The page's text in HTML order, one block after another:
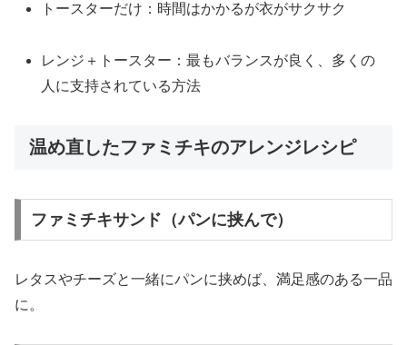
トースターだけ：時間はかかるが衣がサクサク
レンジ＋トースター：最もバランスが良く、多くの
人に支持されている方法
温め直したファミチキのアレンジレシピ
ファミチキサンド（パンに挟んで）
レタスやチーズと一緒にパンに挟めば、満足感のある一品
に。